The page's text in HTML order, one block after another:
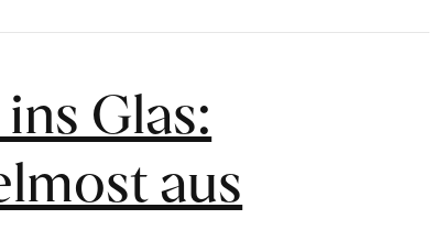
Glas:
aus